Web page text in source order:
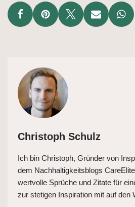
Christoph Schulz
Ich bin Christoph, Gründer von
dem Nachhaltigkeitsblogs
wertvolle Sprüche und Zitate für
zur stetigen Inspiration mit auf den